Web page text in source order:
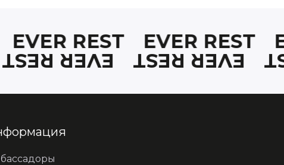
EVER REST EVER REST
EVER REST EVER REST